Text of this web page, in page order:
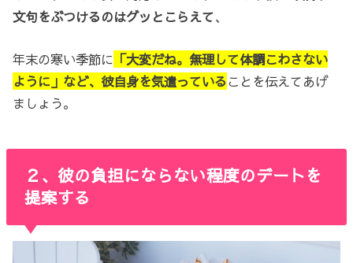
文句をぶつけるのはグッとこらえて、
年末の寒い季節に 「大変だね。無理して体調こわさない
ように」 など、彼自身を気遣っていることを伝えてあげ
ましょう。
２、彼の負担にならない程度のデートを
提案する